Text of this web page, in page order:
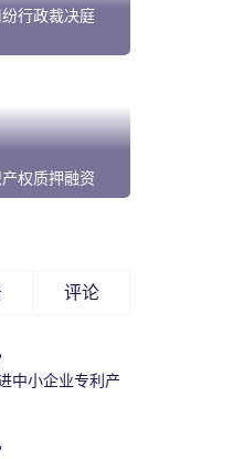
行政裁决庭
权质押融资
评论
中小企业专利产